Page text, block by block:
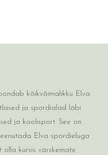
kõikvõimalikku Elva
ja spordialad läbi
ja koolisport. See on
Elva spordieluga
olla kursis värskemate